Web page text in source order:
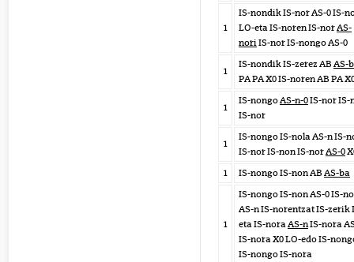
1
IS-nondik IS-nor AS-0 IS-
LO-eta IS-noren IS-norAS-
noriIS-nor IS-nongo AS-0
1
IS-nondik IS-zerez AB AS-
PA PA X0 IS-noren AB PA
1
IS-nongoAS-n-0IS-nor IS-
IS-nor
1
IS-nongo IS-nola AS-n IS-
IS-nor IS-non IS-norAS-0
1
IS-nongo IS-non AB AS-ba
1
IS-nongo IS-non AS-0 IS-
AS-n IS-norentzat IS-zerik
eta IS-noraAS-nIS-nora
IS-nora X0 LO-edo IS-
IS-nongo IS-nora